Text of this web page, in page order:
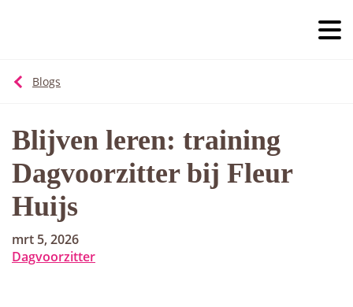
Blogs
Blijven leren: training
Dagvoorzitter bij Fleur
Huijs
mrt 5, 2026
Dagvoorzitter